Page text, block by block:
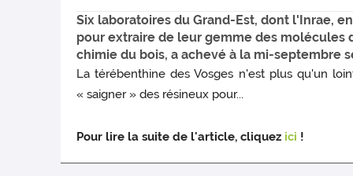
Six laboratoires du Grand-Est, dont l'Inrae,
pour extraire de leur gemme des molécules
chimie du bois, a achevé à la mi-septembre
La térébenthine des Vosges n'est plus qu'un
« saigner » des résineux pour...
Pour lire la suite de l'article, cliquez ici !